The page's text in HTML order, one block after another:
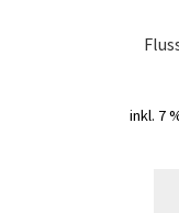
inkl. 7